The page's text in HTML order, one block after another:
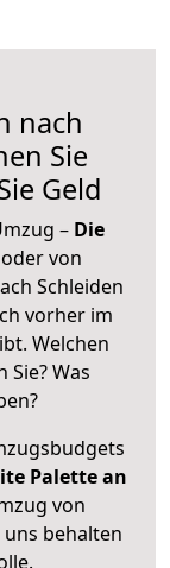
nach
Sie
Geld
– Die
von
Schleiden
vorher im
Welchen
Was
Palette an
von
behalten